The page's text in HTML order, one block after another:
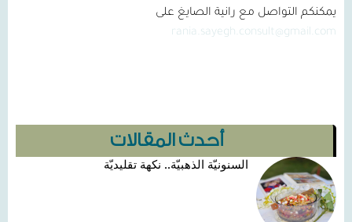
أحدث المقالات
السنونيّة الذهبيّة.. نكهة تقليديّة
يمكنكم التواصل مع رانية الصايغ على
rania.sayegh.consult@gmail.com